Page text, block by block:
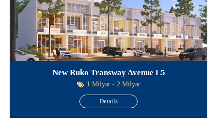
New Ruko Transway Avenue L5
1 Milyar - 2 Milyar
Details